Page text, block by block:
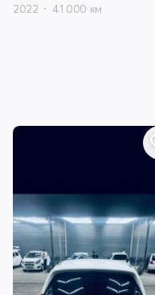
2022 41 000 км